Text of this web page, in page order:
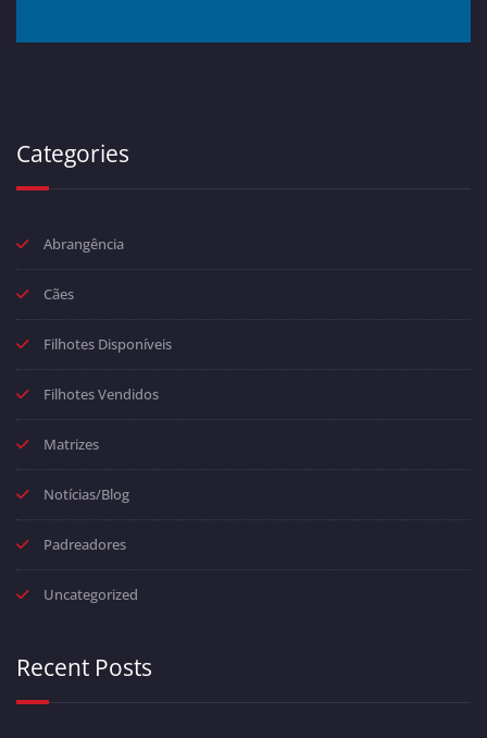
Categories
Abrangência
Cães
Filhotes Disponíveis
Filhotes Vendidos
Matrizes
Notícias/Blog
Padreadores
Uncategorized
Recent Posts